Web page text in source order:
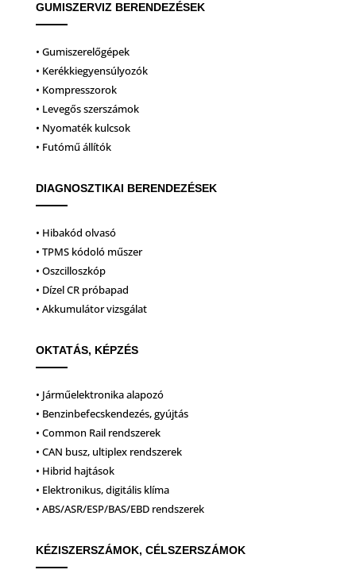
GUMISZERVIZ BERENDEZÉSEK
• Gumiszerelőgépek
• Kerékkiegyensúlyozók
• Kompresszorok
• Levegős szerszámok
• Nyomaték kulcsok
• Futómű állítók
DIAGNOSZTIKAI BERENDEZÉSEK
• Hibakód olvasó
• TPMS kódoló műszer
• Oszcilloszkóp
• Dízel CR próbapad
• Akkumulátor vizsgálat
OKTATÁS, KÉPZÉS
• Járműelektronika alapozó
• Benzinbefecskendezés, gyújtás
• Common Rail rendszerek
• CAN busz, ultiplex rendszerek
• Hibrid hajtások
• Elektronikus, digitális klíma
• ABS/ASR/ESP/BAS/EBD rendszerek
KÉZISZERSZÁMOK, CÉLSZERSZÁMOK